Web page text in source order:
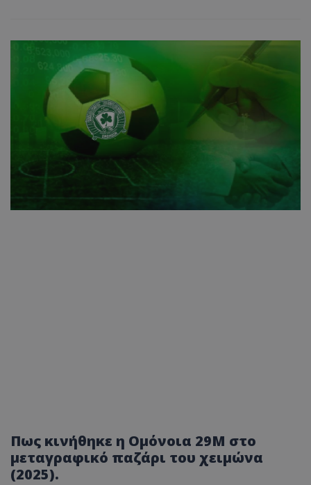
Πως κινήθηκε η Ομόνοια 29Μ στο
μεταγραφικό παζάρι του χειμώνα
(2025).